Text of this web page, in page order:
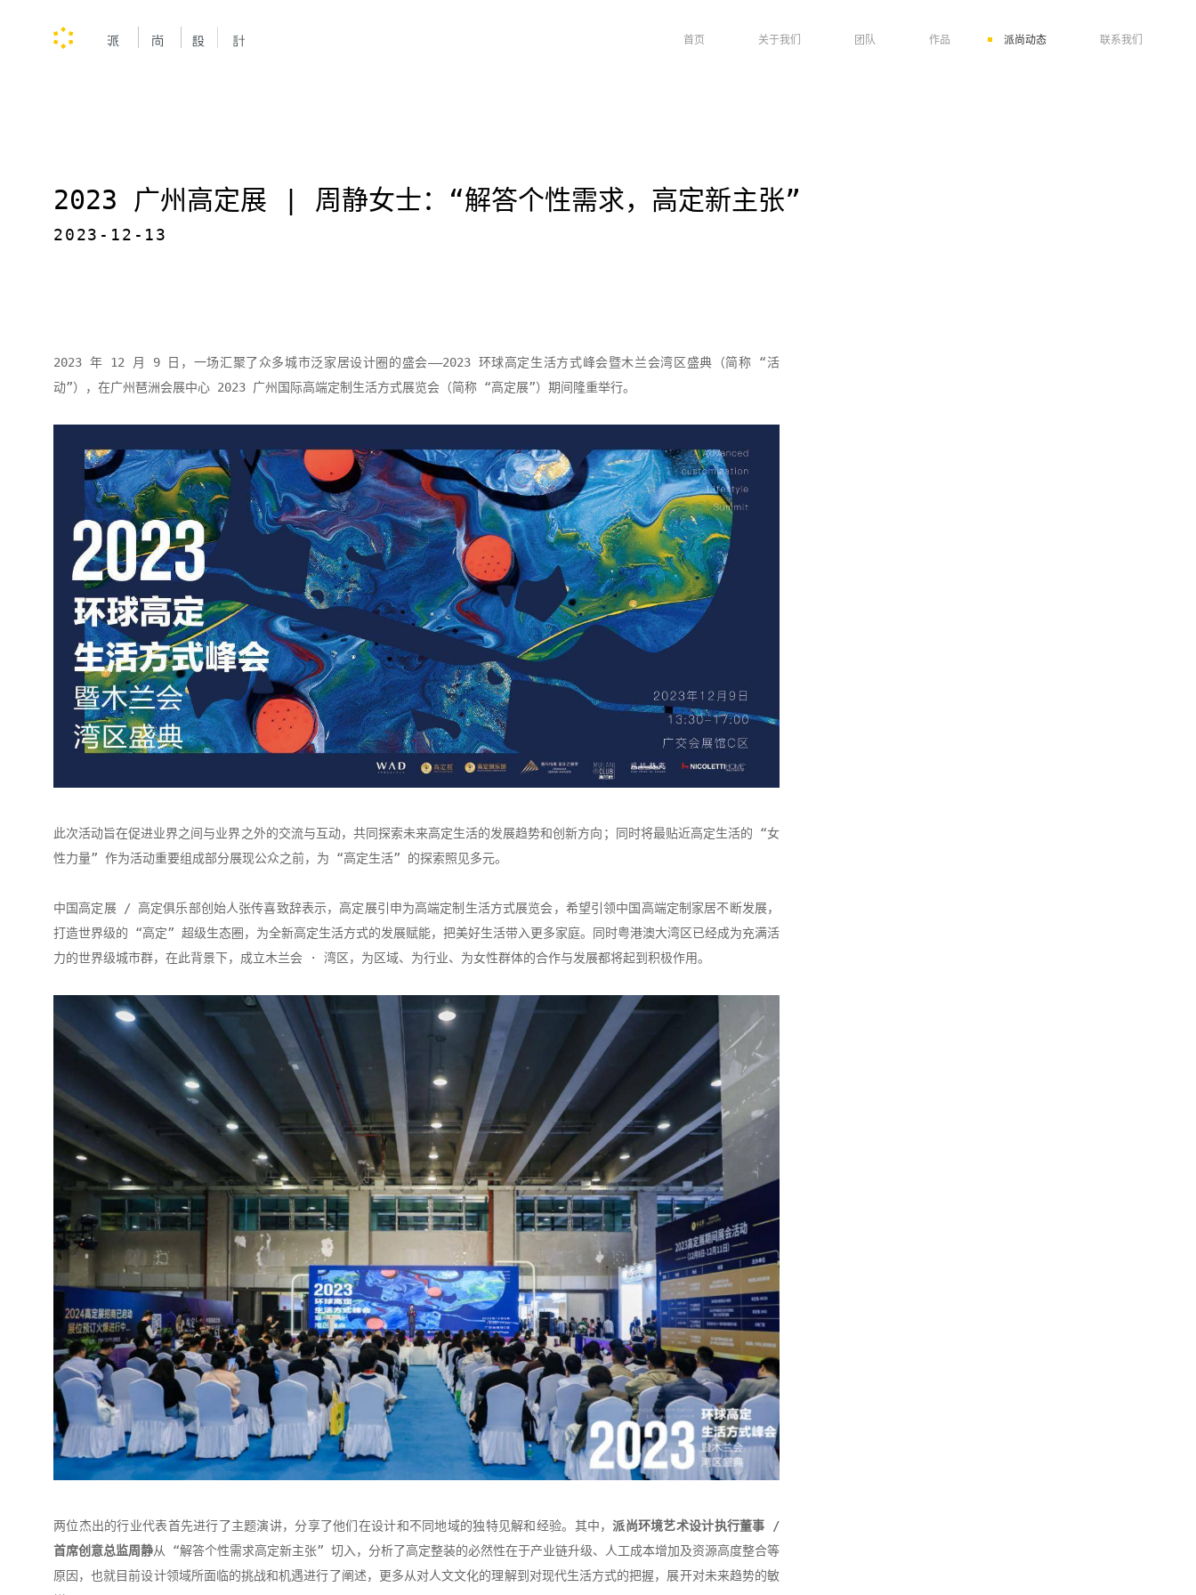
首页 关于我们 团队 作品 派尚动态 联系我们
2023 广州高定展 | 周静女士：“解答个性需求，高定新主张”
2023-12-13
2023 年 12 月 9 日，一场汇聚了众多城市泛家居设计圈的盛会——2023 环球高定生活方式峰会暨木兰会湾区盛典（简称 “活
动”），在广州琶洲会展中心 2023 广州国际高端定制生活方式展览会（简称 “高定展”）期间隆重举行。
此次活动旨在促进业界之间与业界之外的交流与互动，共同探索未来高定生活的发展趋势和创新方向；同时将最贴近高定生活的 “女
性力量” 作为活动重要组成部分展现公众之前，为 “高定生活” 的探索照见多元。
中国高定展 / 高定俱乐部创始人张传喜致辞表示，高定展引申为高端定制生活方式展览会，希望引领中国高端定制家居不断发展，
打造世界级的 “高定” 超级生态圈，为全新高定生活方式的发展赋能，把美好生活带入更多家庭。同时粤港澳大湾区已经成为充满活
力的世界级城市群，在此背景下，成立木兰会 · 湾区，为区域、为行业、为女性群体的合作与发展都将起到积极作用。
两位杰出的行业代表首先进行了主题演讲，分享了他们在设计和不同地域的独特见解和经验。其中，派尚环境艺术设计执行董事 /
首席创意总监周静从 “解答个性需求高定新主张” 切入，分析了高定整装的必然性在于产业链升级、人工成本增加及资源高度整合等
原因，也就目前设计领域所面临的挑战和机遇进行了阐述，更多从对人文文化的理解到对现代生活方式的把握，展开对未来趋势的敏